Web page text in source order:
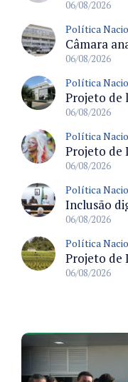
06/08/2026
Política
06/08/2026
Política
06/08/2026
Política
06/08/2026
Política
06/08/2026
Política
06/08/2026